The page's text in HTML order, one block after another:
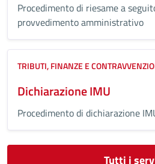
Procedimento di riesame a
provvedimento amministrativo
TRIBUTI, FINANZE E
Dichiarazione IMU
Procedimento di dichiarazione
Tutti i